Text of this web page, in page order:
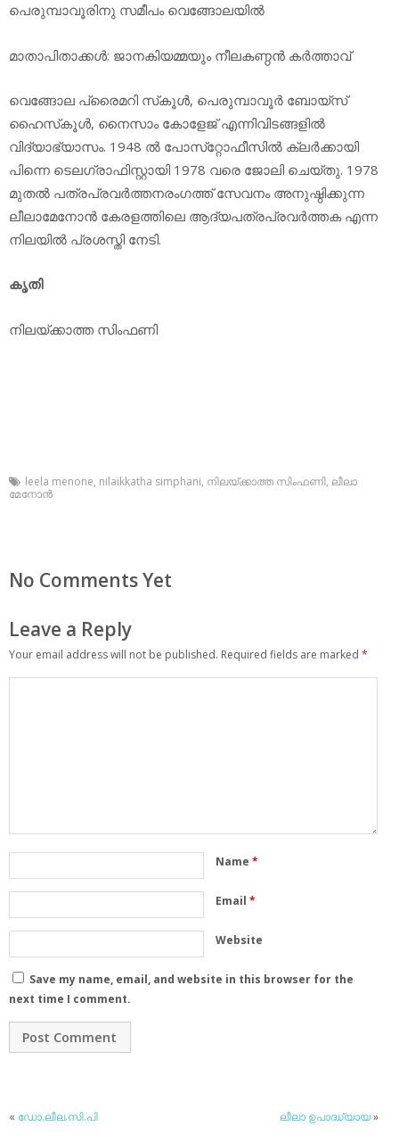
പെരുമ്പാവൂരിനു സമീപം വെങ്ങോലയില്‍
മാതാപിതാക്കള്‍: ജാനകിയമ്മയും നീലകണ്ഠന്‍ കര്‍ത്താവ്
വെങ്ങോല പ്രൈമറി സ്‌കൂള്‍, പെരുമ്പാവൂര്‍ ബോയ്‌സ്
ഹൈസ്‌കൂള്‍, നൈസാം കോളേജ് എന്നിവിടങ്ങളില്‍
വിദ്യാഭ്യാസം. 1948 ല്‍ പോസ്‌റ്റോഫീസില്‍ ക്ലര്‍ക്കായി
പിന്നെ ടെലഗ്രാഫിസ്റ്റായി 1978 വരെ ജോലി ചെയ്തു. 1978
മുതല്‍ പത്രപ്രവര്‍ത്തനരംഗത്ത് സേവനം അനുഷ്ഠിക്കുന്ന
ലീലാമേനോന്‍ കേരളത്തിലെ ആദ്യപത്രപ്രവര്‍ത്തക എന്ന
നിലയില്‍ പ്രശസ്തി നേടി.
കൃതി
നിലയ്ക്കാത്ത സിംഫണി
leela menone, nilaikkatha simphani, നിലയ്ക്കാത്ത സിംഫണി, ലീലാ
മേനോന്‍
No Comments Yet
Leave a Reply
Your email address will not be published. Required fields are marked *
Name *
Email *
Website
Save my name, email, and website in this browser for the
next time I comment.
« ഡോ.ലീല.സി.പി ലീലാ ഉപാദ്ധ്യായ»